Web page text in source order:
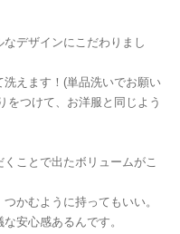
デザインにこだわりまし
えます！(単品洗いでお願い
をつけて、お洋服と同じよう
ことで出たボリュームがこ
かむように持ってもいい。
安心感あるんです。